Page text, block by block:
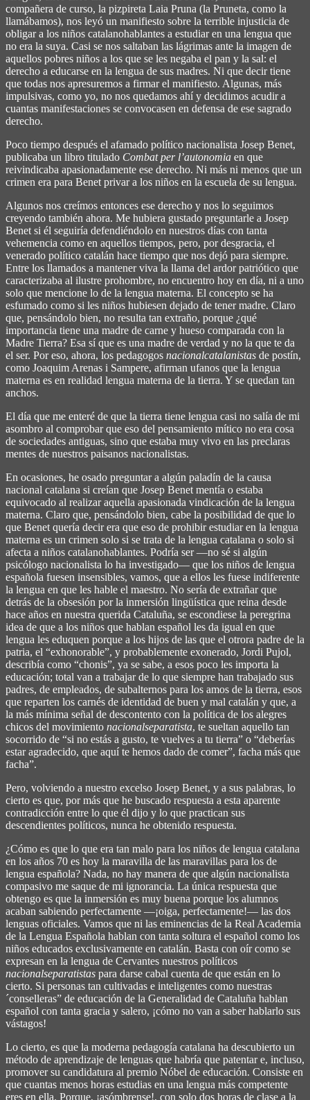
compañera de curso, la pizpireta Laia Pruna (la Pruneta, como la
llamábamos), nos leyó un manifiesto sobre la terrible injusticia de
obligar a los niños catalanohablantes a estudiar en una lengua que
no era la suya. Casi se nos saltaban las lágrimas ante la imagen de
aquellos pobres niños a los que se les negaba el pan y la sal: el
derecho a educarse en la lengua de sus madres. Ni que decir tiene
que todas nos apresuremos a firmar el manifiesto. Algunas, más
impulsivas, como yo, no nos quedamos ahí y decidimos acudir a
cuantas manifestaciones se convocasen en defensa de ese sagrado
derecho.
Poco tiempo después el afamado político nacionalista Josep Benet,
publicaba un libro titulado Combat per l’autonomia en que
reivindicaba apasionadamente ese derecho. Ni más ni menos que un
crimen era para Benet privar a los niños en la escuela de su lengua.
Algunos nos creímos entonces ese derecho y nos lo seguimos
creyendo también ahora. Me hubiera gustado preguntarle a Josep
Benet si él seguiría defendiéndolo en nuestros días con tanta
vehemencia como en aquellos tiempos, pero, por desgracia, el
venerado político catalán hace tiempo que nos dejó para siempre.
Entre los llamados a mantener viva la llama del ardor patriótico que
caracterizaba al ilustre prohombre, no encuentro hoy en día, ni a uno
solo que mencione lo de la lengua materna. El concepto se ha
esfumado como si les niños hubiesen dejado de tener madre. Claro
que, pensándolo bien, no resulta tan extraño, porque ¿qué
importancia tiene una madre de carne y hueso comparada con la
Madre Tierra? Esa sí que es una madre de verdad y no la que te da
el ser. Por eso, ahora, los pedagogos nacionalcatalanistas de postín,
como Joaquim Arenas i Sampere, afirman ufanos que la lengua
materna es en realidad lengua materna de la tierra. Y se quedan tan
anchos.
El día que me enteré de que la tierra tiene lengua casi no salía de mi
asombro al comprobar que eso del pensamiento mítico no era cosa
de sociedades antiguas, sino que estaba muy vivo en las preclaras
mentes de nuestros paisanos nacionalistas.
En ocasiones, he osado preguntar a algún paladín de la causa
nacional catalana si creían que Josep Benet mentía o estaba
equivocado al realizar aquella apasionada vindicación de la lengua
materna. Claro que, pensándolo bien, cabe la posibilidad de que lo
que Benet quería decir era que eso de prohibir estudiar en la lengua
materna es un crimen solo si se trata de la lengua catalana o solo si
afecta a niños catalanohablantes. Podría ser ―no sé si algún
psicólogo nacionalista lo ha investigado― que los niños de lengua
española fuesen insensibles, vamos, que a ellos les fuese indiferente
la lengua en que les hable el maestro. No sería de extrañar que
detrás de la obsesión por la inmersión lingüística que reina desde
hace años en nuestra querida Cataluña, se escondiese la peregrina
idea de que a los niños que hablan español les da igual en que
lengua les eduquen porque a los hijos de las que el otrora padre de la
patria, el “exhonorable”, y probablemente exonerado, Jordi Pujol,
describía como “chonis”, ya se sabe, a esos poco les importa la
educación; total van a trabajar de lo que siempre han trabajado sus
padres, de empleados, de subalternos para los amos de la tierra, esos
que reparten los carnés de identidad de buen y mal catalán y que, a
la más mínima señal de descontento con la política de los alegres
chicos del movimiento nacionalseparatista, te sueltan aquello tan
socorrido de “si no estás a gusto, te vuelves a tu tierra” o “deberías
estar agradecido, que aquí te hemos dado de comer”, facha más que
facha”.
Pero, volviendo a nuestro excelso Josep Benet, y a sus palabras, lo
cierto es que, por más que he buscado respuesta a esta aparente
contradicción entre lo que él dijo y lo que practican sus
descendientes políticos, nunca he obtenido respuesta.
¿Cómo es que lo que era tan malo para los niños de lengua catalana
en los años 70 es hoy la maravilla de las maravillas para los de
lengua española? Nada, no hay manera de que algún nacionalista
compasivo me saque de mi ignorancia. La única respuesta que
obtengo es que la inmersión es muy buena porque los alumnos
acaban sabiendo perfectamente ―¡oiga, perfectamente!― las dos
lenguas oficiales. Vamos que ni las eminencias de la Real Academia
de la Lengua Española hablan con tanta soltura el español como los
niños educados exclusivamente en catalán. Basta con oír como se
expresan en la lengua de Cervantes nuestros políticos
nacionalseparatistas para darse cabal cuenta de que están en lo
cierto. Si personas tan cultivadas e inteligentes como nuestras
´conselleras” de educación de la Generalidad de Cataluña hablan
español con tanta gracia y salero, ¡cómo no van a saber hablarlo sus
vástagos!
Lo cierto, es que la moderna pedagogía catalana ha descubierto un
método de aprendizaje de lenguas que habría que patentar e, incluso,
promover su candidatura al premio Nóbel de educación. Consiste en
que cuantas menos horas estudias en una lengua más competente
eres en ella. Porque, ¡asómbrense!, con solo dos horas de clase a la